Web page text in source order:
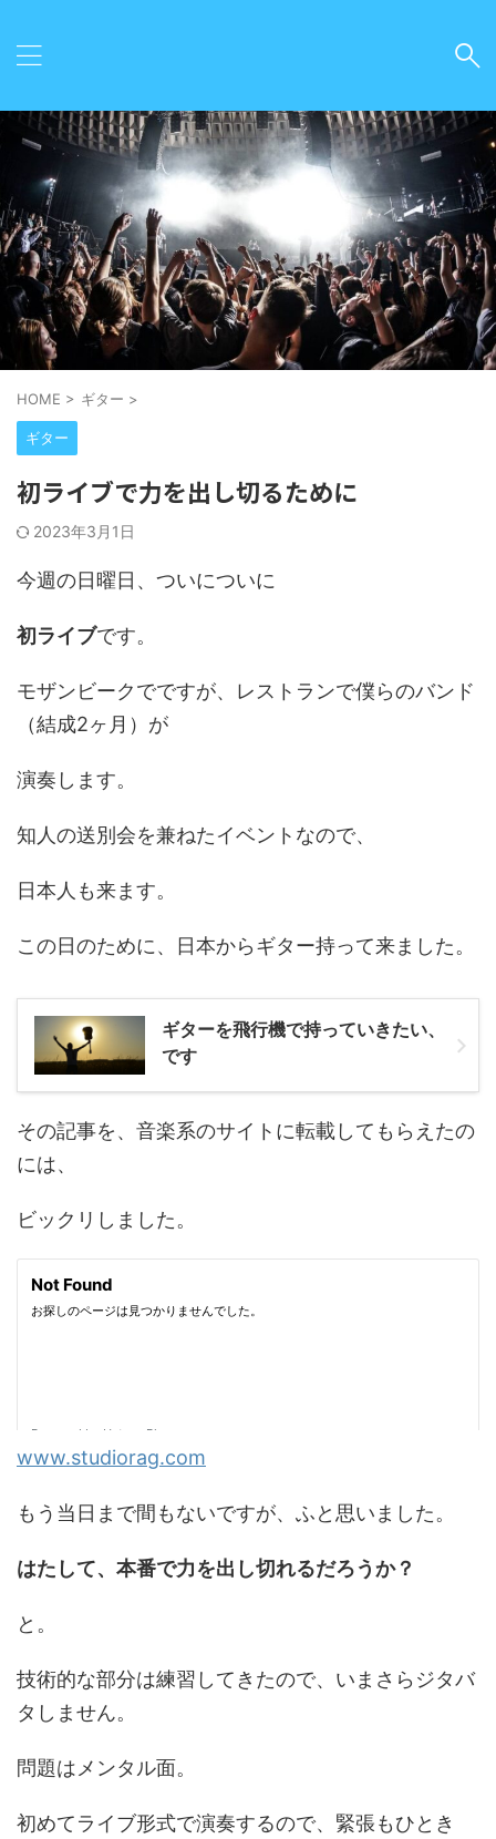
HOME > ギター >
ギター
初ライブで力を出し切るために
2023年3月1日
今週の日曜日、ついについに
初ライブです。
モザンビークでですが、レストランで僕らのバンド
（結成2ヶ月）が
演奏します。
知人の送別会を兼ねたイベントなので、
日本人も来ます。
この日のために、日本からギター持って来ました。
ギターを飛行機で持っていきたい、
です
その記事を、音楽系のサイトに転載してもらえたの
には、
ビックリしました。
www.studiorag.com
もう当日まで間もないですが、ふと思いました。
はたして、本番で力を出し切れるだろうか？
と。
技術的な部分は練習してきたので、いまさらジタバ
タしません。
問題はメンタル面。
初めてライブ形式で演奏するので、緊張もひとき